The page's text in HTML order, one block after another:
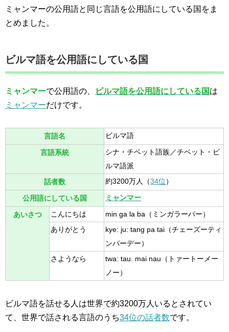
ミャンマーの公用語と同じ言語を公用語にしている国をま
とめました。
ビルマ語を公用語にしている国
ミャンマーで公用語の、 ビルマ語を公用語にしている国は
ミャンマーだけです。
言語名 ビルマ語
言語系統
シナ・チベット語族／チベット・ビ
ルマ語派
話者数 約3200万人（34位）
公用語にしている国 ミャンマー
あいさつ こんにちは
min ga la ba（ミンガラーバー）
ありがとう
kye: ju: tang pa tai（チェーズーティ
ンパーデー）
さようなら
twa: tau. mai nau（トァートーメー
ノー）
ビルマ語を話せる人は世界で約3200万人いるとされてい
て、世界で話される言語のうち34位の話者数です。